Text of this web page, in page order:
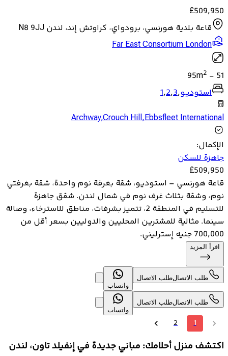
£509,950
قاعة بلدية هورنسي، برودواي، كراوتش إند، لندن N8 9JJ
Far East Consortium London
51
-
95m2
استوديو,
1,2,3
Archway,Crouch Hill,Ebbsfleet International
الإكمال:
جاهزة للسكن
£509,950
قاعة هورنسي – استوديو، شقة بغرفة نوم واحدة، شقة بغرفتي
نوم، وشقة بثلاث غرف نوم في شمال لندن. شقق جاهزة
للتسليم في المنطقة 2، تتميز بشرفات، مناطق للاسترخاء، وصالة
سينما. مثالية للمشترين المحليين والدوليين بسعر أقل من
700,000 جنيه إسترليني.
اقرأ المزيد
طلب الاتصالطلب الاتصال
واتساب
طلب الاتصالطلب الاتصال
واتساب
1
2
اكتشف منزل أحلامك: مباني جديدة في إنفيلد تاون، لندن